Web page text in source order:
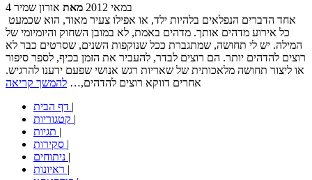
4 במאי 2012 מאת אורון שמיר
כל אירוע מדהים אותך. מדהים באמת, לא במובן השחוק והיומיומי של
המילה. יש לי תחושה, שמתגברת ככל שנוקפות השנים, שסרטים כבר לא
רוצים להדהים יותר. הם רוצים לבדר, להעביר את הזמן בכיף, לספר סיפור
או ליצור תחושה מלאכותית של שאריות רגש אנושי שפעם ידענו להרגיש.
אחרים דווקא רוצים להדהים,… להמשך קריאה
|
|
|
|
|
|